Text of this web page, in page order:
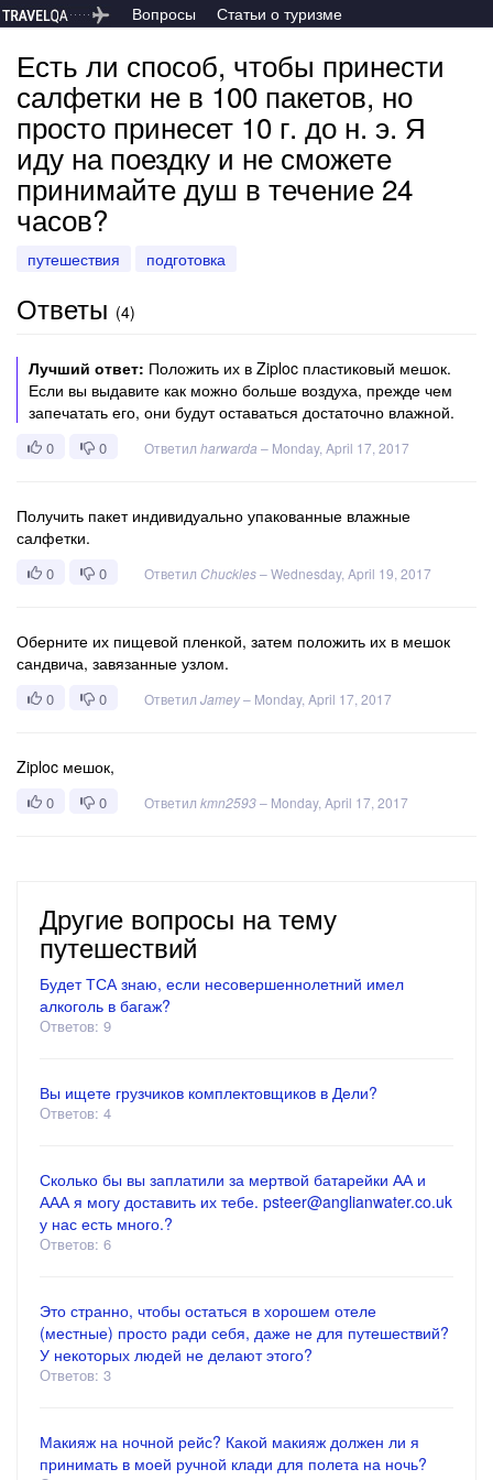
Вопросы Статьи о туризме
Есть ли способ, чтобы принести
салфетки не в 100 пакетов, но
просто принесет 10 г. до н. э. Я
иду на поездку и не сможете
принимайте душ в течение 24
часов?
путешествия подготовка
Ответы (4)
Лучший ответ: Положить их в Ziploc пластиковый мешок.
Если вы выдавите как можно больше воздуха, прежде чем
запечатать его, они будут оставаться достаточно влажной.
0 0 Ответил harwarda – Monday, April 17, 2017
Получить пакет индивидуально упакованные влажные
салфетки.
0 0 Ответил Chuckles–Wednesday, April 19, 2017
Оберните их пищевой пленкой, затем положить их в мешок
сандвича, завязанные узлом.
0 0 Ответил Jamey– Monday, April 17, 2017
Ziploc мешок,
0 0 Ответил kmn2593– Monday, April 17, 2017
Другие вопросы на тему
путешествий
Будет ТСА знаю, если несовершеннолетний имел
алкоголь в багаж?
Ответов: 9
Вы ищете грузчиков комплектовщиков в Дели?
Ответов: 4
Сколько бы вы заплатили за мертвой батарейки АА и
ААА я могу доставить их тебе. psteer@anglianwater.co.uk
у нас есть много.?
Ответов: 6
Это странно, чтобы остаться в хорошем отеле
(местные) просто ради себя, даже не для путешествий?
У некоторых людей не делают этого?
Ответов: 3
Макияж на ночной рейс? Какой макияж должен ли я
принимать в моей ручной клади для полета на ночь?